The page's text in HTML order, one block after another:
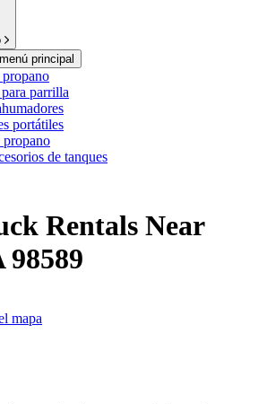
principal
propano
parrilla
portátiles
propano
de tanques
Rentals Near
98589
mapa